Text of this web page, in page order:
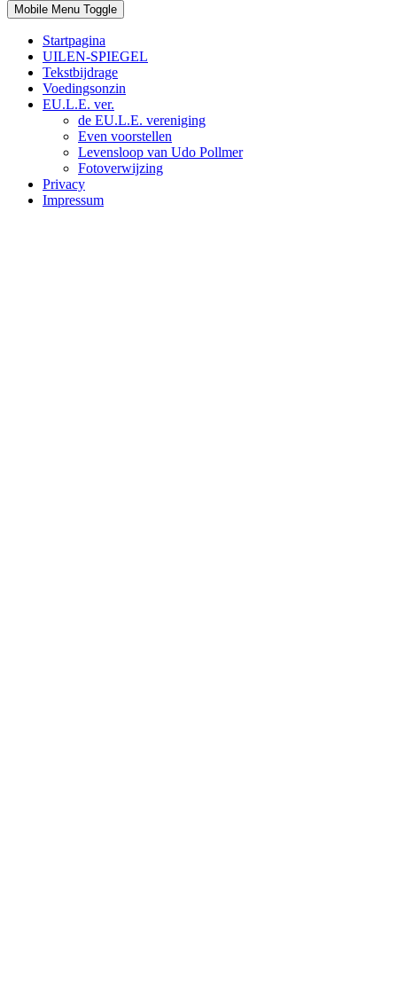
Mobile Menu Toggle
Startpagina
UILEN-SPIEGEL
Tekstbijdrage
Voedingsonzin
EU.L.E. ver.
de EU.L.E. vereniging
Even voorstellen
Levensloop van Udo Pollmer
Fotoverwijzing
Privacy
Impressum